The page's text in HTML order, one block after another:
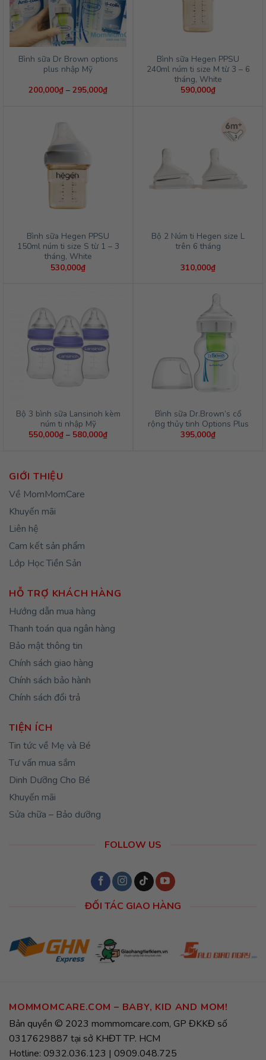
Bình sữa Dr Brown options
plus nhập Mỹ
200,000₫ – 295,000₫Khoảng
Bình sữa Hegen PPSU
240ml núm ti size M từ 3 – 6
tháng, White
590,000₫
Bình sữa Hegen PPSU
150ml núm ti size S từ 1 – 3
tháng, White
530,000₫
Bộ 2 Núm ti Hegen size L
trên 6 tháng
310,000₫
Bộ 3 bình sữa Lansinoh kèm
núm ti nhập Mỹ
550,000₫ – 580,000₫Khoảng
Bình sữa Dr.Brown’s cổ
rộng thủy tinh Options Plus
395,000₫
GIỚI THIỆU
Về MomMomCare
Khuyến mãi
Liên hệ
Cam kết sản phẩm
Lớp Học Tiền Sản
HỖ TRỢ KHÁCH HÀNG
Hướng dẫn mua hàng
Thanh toán qua ngân hàng
Bảo mật thông tin
Chính sách giao hàng
Chính sách bảo hành
Chính sách đổi trả
TIỆN ÍCH
Tin tức về Mẹ và Bé
Tư vấn mua sắm
Dinh Dưỡng Cho Bé
Khuyến mãi
Sửa chữa – Bảo dưỡng
FOLLOW US
ĐỐI TÁC GIAO HÀNG
MOMMOMCARE.COM – BABY, KID AND MOM!
Bản quyền © 2023 mommomcare.com, GP ĐKKĐ số
0317629887 tại sở KHĐT TP. HCM
Hotline: 0932.036.123 | 0909.048.725